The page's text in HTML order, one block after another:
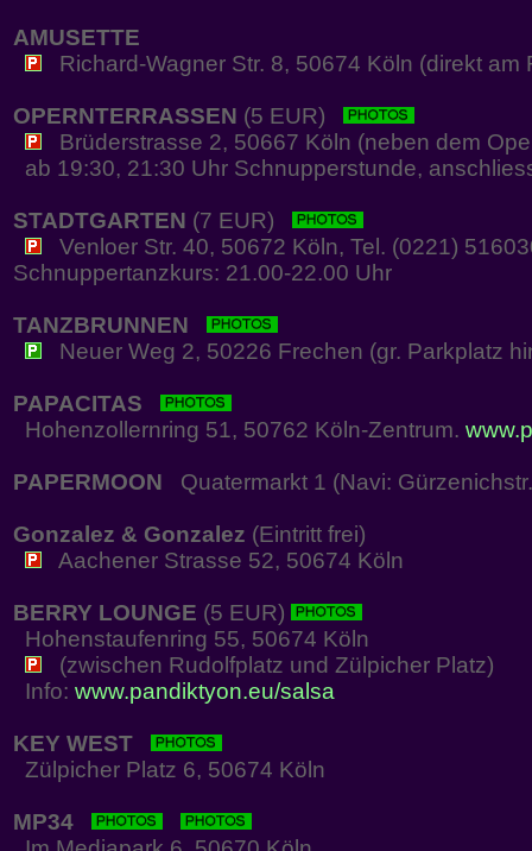
AMUSETTE
Richard-Wagner Str. 8, 50674 Köln (direkt am
OPERNTERRASSEN (5 EUR)
Brüderstrasse 2, 50667 Köln (neben dem
ab 19:30, 21:30 Uhr Schnupperstunde,
STADTGARTEN (7 EUR)
Venloer Str. 40, 50672 Köln, Tel. (0221)
Schnuppertanzkurs: 21.00-22.00 Uhr
TANZBRUNNEN
Neuer Weg 2, 50226 Frechen (gr. Parkplatz
PAPACITAS
Hohenzollernring 51, 50762 Köln-Zentrum.
PAPERMOON Quatermarkt 1 (Navi:
Gonzalez & Gonzalez (Eintritt frei)
Aachener Strasse 52, 50674 Köln
BERRY LOUNGE (5 EUR)
Hohenstaufenring 55, 50674 Köln
(zwischen Rudolfplatz und Zülpicher Platz)
Info: www.pandiktyon.eu/salsa
KEY WEST
Zülpicher Platz 6, 50674 Köln
MP34